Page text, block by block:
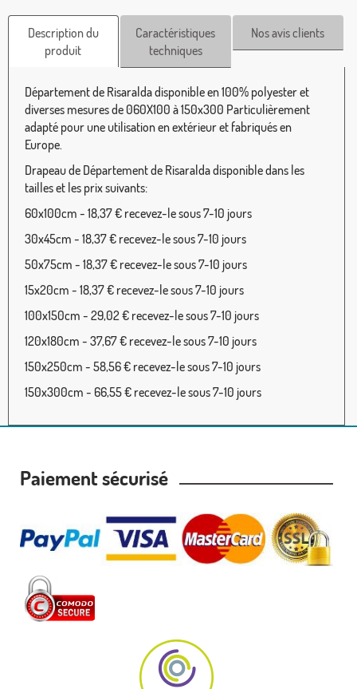
Description du
produit
Caractéristiques
techniques
Nos avis clients
Département de Risaralda disponible en 100% polyester et
diverses mesures de 060X100 à 150x300 Particulièrement
adapté pour une utilisation en extérieur et fabriqués en
Europe.
Drapeau de Département de Risaralda disponible dans les
tailles et les prix suivants:
60x100cm - 18,37 € recevez-le sous 7-10 jours
30x45cm - 18,37 € recevez-le sous 7-10 jours
50x75cm - 18,37 € recevez-le sous 7-10 jours
15x20cm - 18,37 € recevez-le sous 7-10 jours
100x150cm - 29,02 € recevez-le sous 7-10 jours
120x180cm - 37,67 € recevez-le sous 7-10 jours
150x250cm - 58,56 € recevez-le sous 7-10 jours
150x300cm - 66,55 € recevez-le sous 7-10 jours
Paiement sécurisé